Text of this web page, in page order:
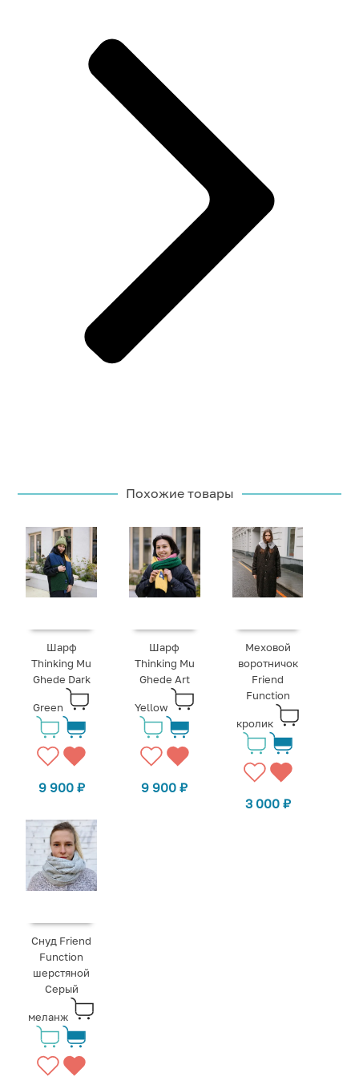
Похожие товары
Шарф
Thinking Mu
Ghede Dark
Green
9 900 ₽
Шарф
Thinking Mu
Ghede Art
Yellow
9 900₽
Меховой
воротничок
Friend
Function
кролик
3 000 ₽
Снуд Friend
Function
шерстяной
Серый
меланж